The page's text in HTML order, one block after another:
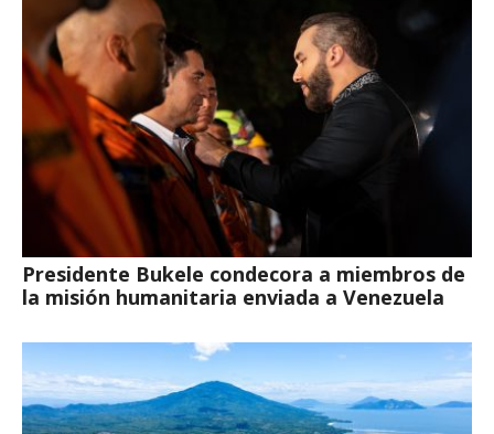
Presidente Bukele condecora a miembros de
la misión humanitaria enviada a Venezuela